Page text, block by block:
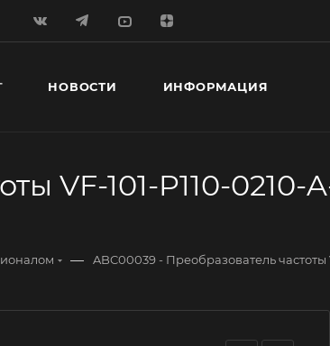
НОВОСТИ ИНФОРМАЦИЯ
VF-101-P110-0210-
— ABC00039 - Преобразователь частоты